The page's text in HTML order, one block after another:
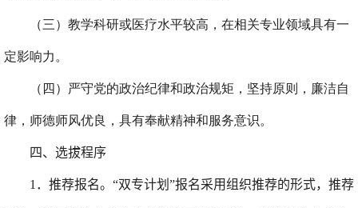
（三）教学科研或医疗水平较高，在相关专业领域具有一
定影响力。
（四）严守党的政治纪律和政治规矩，坚持原则，廉洁自
律，师德师风优良，具有奉献精神和服务意识。
四、选拔程序
1 ． 推荐报名。“双专计划”报名采用组织推荐的形式，推荐